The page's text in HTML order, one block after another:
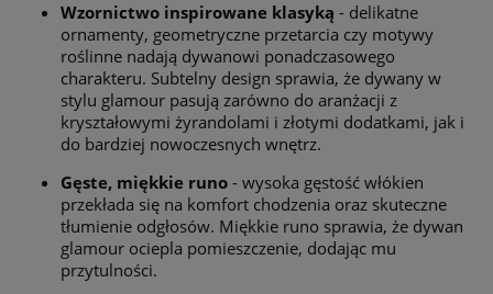
Wzornictwo inspirowane klasyką - delikatne
ornamenty, geometryczne przetarcia czy motywy
roślinne nadają dywanowi ponadczasowego
charakteru. Subtelny design sprawia, że dywany w
stylu glamour pasują zarówno do aranżacji z
kryształowymi żyrandolami i złotymi dodatkami, jak i
do bardziej nowoczesnych wnętrz.
Gęste, miękkie runo - wysoka gęstość włókien
przekłada się na komfort chodzenia oraz skuteczne
tłumienie odgłosów. Miękkie runo sprawia, że dywan
glamour ociepla pomieszczenie, dodając mu
przytulności.